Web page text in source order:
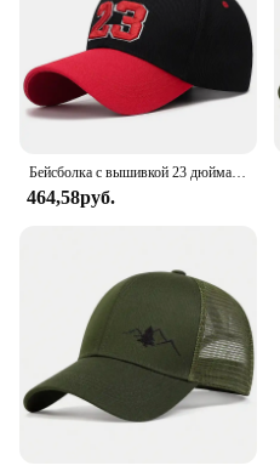
Бейсболка с вышивкой 23 дюйма, цветная яркая Кепка для мужчин и женщин, Спортивная Кепка унисекс
464,58руб.